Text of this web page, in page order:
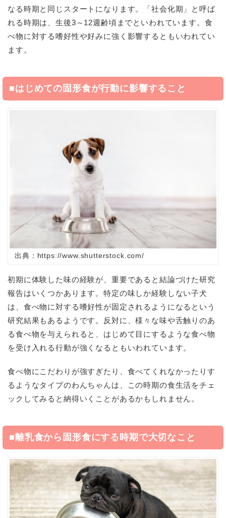
なる時期と同じスタートになります。「社会化期」と呼ば
れる時期は、生後3～12週齢頃までといわれています。食
べ物に対する嗜好性や好みに強く影響するともいわれてい
ます。
■はじめての固形食が行動に影響すること
出典：https://www.shutterstock.com/
初期に体験した味の経験が、重要であると結論づけた研究
報告はいくつかあります。特定の味しか経験しない子犬
は、食べ物に対する嗜好性が固定されるようになるという
研究結果もあるようです。反対に、様々な味や舌触りのあ
る食べ物を与えられると、はじめて目にするような食べ物
を受け入れる行動が強くなるともいわれています。
食べ物にこだわりが強すぎたり、食べてくれなかったりす
るようなタイプのわんちゃんは、この時期の食生活をチェ
ックしてみると納得いくことがあるかもしれません。
■離乳食から固形食にする時期で大切なこと